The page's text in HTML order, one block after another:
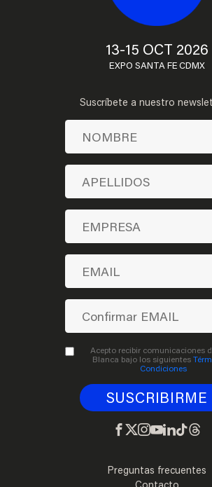
Preguntas frecuentes
13-15 OCT 2026
EXPO SANTA FE CDMX
Suscríbete a nuestro
Acepto recibir comunicaciones
Blanca bajo los siguientes
Condiciones